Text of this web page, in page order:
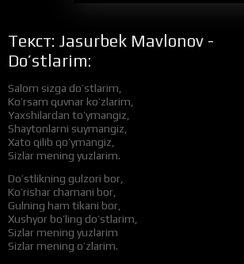
Текст: Jasurbek Mavlonov -
Do’stlarim:
Salom sizga do’stlarim,
Ko’rsam quvnar ko’zlarim,
Yaxshilardan to’ymangiz,
Shaytonlarni suymangiz,
Xato qilib qo’ymangiz,
Sizlar mening yuzlarim.
Do’stlikning gulzori bor,
Ko’rishar chamani bor,
Gulning ham tikani bor,
Xushyor bo’ling do’stlarim,
Sizlar mening yuzlarim
Sizlar mening o’zlarim.